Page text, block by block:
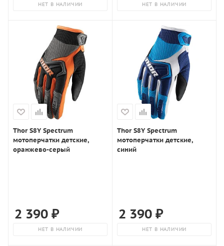
НЕТ В НАЛИЧИИ НЕТ В НАЛИЧИИ
Thor S8Y Spectrum
мотоперчатки детские,
оранжево-серый
2 390 ₽
НЕТ В НАЛИЧИИ
Thor S8Y Spectrum
мотоперчатки детские,
синий
2 390 ₽
НЕТ В НАЛИЧИИ